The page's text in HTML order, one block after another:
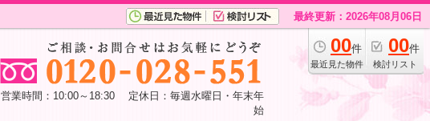
最終更新：2026年08月06日
00件
最近見た物件
00件
検討リスト
営業時間：10:00～18:30 定休日：毎週水曜日・年末年
始